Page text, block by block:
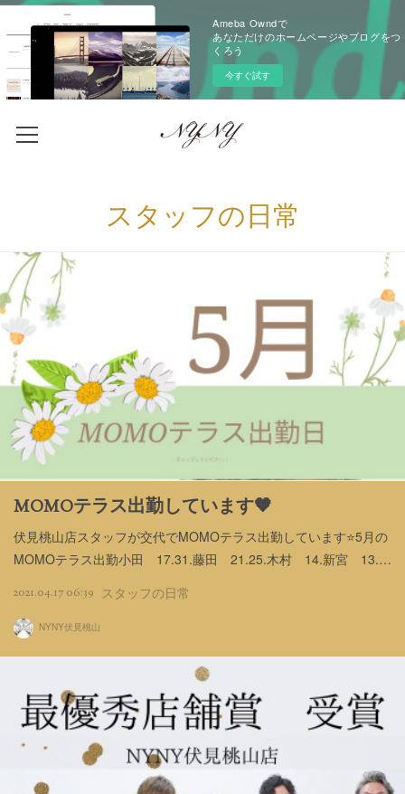
Ameba Owndで
あなただけのホームページやブログをつ
くろう
今すぐ試す
スタッフの日常
MOMOテラス出勤しています🧡
伏見桃山店スタッフが交代でMOMOテラス出勤しています⭐️5月の
MOMOテラス出勤小田 17.31.藤田 21.25.木村 14.新宮 13.…
2021.04.17 06:39 スタッフの日常
NYNY伏見桃山